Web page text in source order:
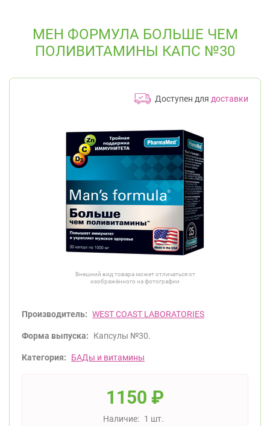
МЕН ФОРМУЛА БОЛЬШЕ ЧЕМ
ПОЛИВИТАМИНЫ КАПС №30
Доступен для доставки
Внешний вид товара может отличаться от
изображённого на фотографии
Производитель: WEST COAST LABORATORIES
Форма выпуска: Капсулы №30.
Категория: БАДы и витамины
1150 ₽
Наличие: 1 шт.